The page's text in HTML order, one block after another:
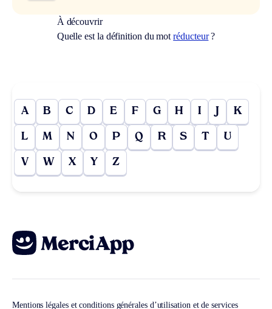
À découvrir
Quelle est la définition du motréducteur?
A B C D E F G H I J K
L M N O P Q R S T U
V W X Y Z
Mentions légales et conditions générales d’utilisation et de services